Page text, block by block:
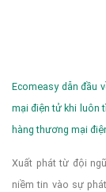
Ecomeasy dẫn đầu
mại điện tử khi luôn
hàng thương mại
Xuất phát từ đội
niềm tin vào sự